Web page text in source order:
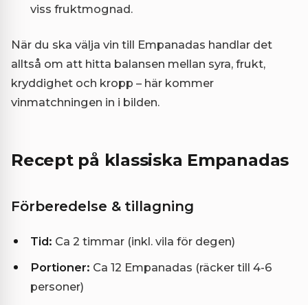
viss fruktmognad.
När du ska välja vin till Empanadas handlar det
alltså om att hitta balansen mellan syra, frukt,
kryddighet och kropp – här kommer
vinmatchningen in i bilden.
Recept på klassiska Empanadas
Förberedelse & tillagning
Tid: Ca 2 timmar (inkl. vila för degen)
Portioner: Ca 12 Empanadas (räcker till 4-6
personer)